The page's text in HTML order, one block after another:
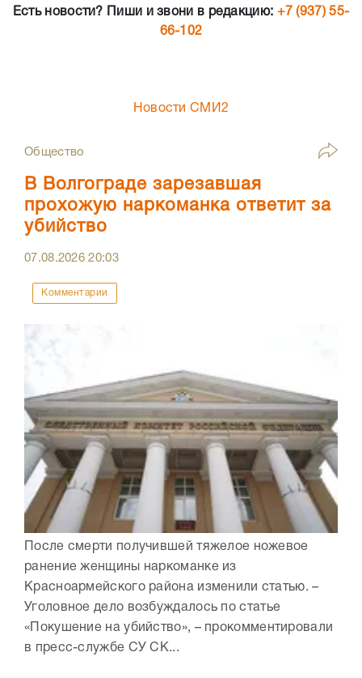
Есть новости? Пиши и звони в редакцию: +7 (937) 55-
66-102
Новости СМИ2
Общество
В Волгограде зарезавшая
прохожую наркоманка ответит за
убийство
07.08.202620:03
Комментарии
После смерти получившей тяжелое ножевое
ранение женщины наркоманке из
Красноармейского района изменили статью. –
Уголовное дело возбуждалось по статье
«Покушение на убийство», – прокомментировали
в пресс-службе СУ СК...